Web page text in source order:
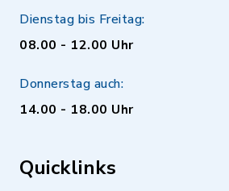
Dienstag bis Freitag:
08.00 - 12.00 Uhr
Donnerstag auch:
14.00 - 18.00 Uhr
Quicklinks